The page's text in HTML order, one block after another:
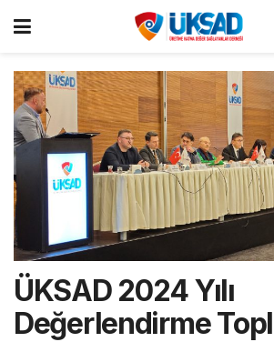
ÜKSAD 2024 Yılı
Değerlendirme